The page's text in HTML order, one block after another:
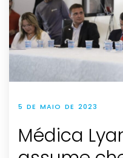
5 DE MAIO DE 2023
Médica